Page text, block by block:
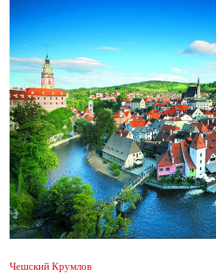
Чешский Крумлов